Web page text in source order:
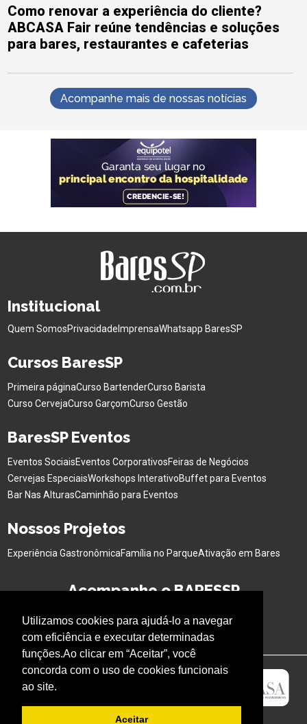
Utilizamos cookies para ajudá-lo a navegar
com eficiência e executar determinadas
funções.Ao clicar em “Aceitar”, você
concorda com o uso de cookies funcionais
ao site.
Aceitar
Como renovar a experiência do cliente?
ABCASA Fair reúne tendências e soluções
para bares, restaurantes e cafeterias
Acompanhe mais de nossas notícias
Institucional
Quem SomosPrivacidade ImprensaWhatsapp BaresSP
Cursos BaresSP
Primeira páginaCurso BartenderCurso Barista
Curso CervejaCurso GarçomCurso Gestão
BaresSP Eventos
Eventos SociaisEventos CorporativosFeiras de Negócios
Cervejas EspeciaisWorkshops InterativoBuffet para Eventos
Bar Nas AlturasCaminhão para Eventos
Nossos Projetos
Experiência GastronômicaFamília no ParqueAtivação em Bares
Acompanhe o BARESSP